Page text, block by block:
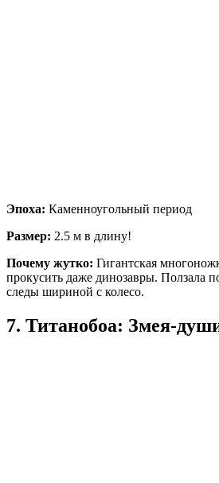
Эпоха: Каменноугольный период
Размер: 2.5 м в длину!
Почему жутко: Гигантская
прокусить даже динозавры. Ползала
следы шириной с колесо.
7. Титанобоа: Змея-